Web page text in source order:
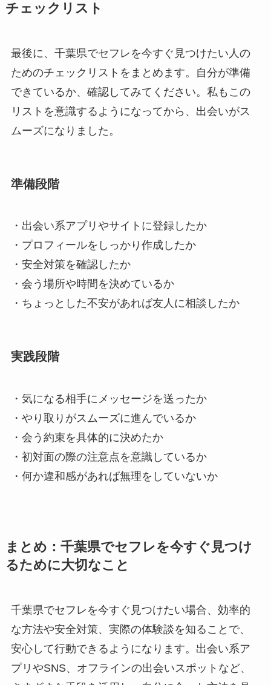
チェックリスト
最後に、千葉県でセフレを今すぐ見つけたい人の
ためのチェックリストをまとめます。自分が準備
できているか、確認してみてください。私もこの
リストを意識するようになってから、出会いがス
ムーズになりました。
準備段階
・出会い系アプリやサイトに登録したか
・プロフィールをしっかり作成したか
・安全対策を確認したか
・会う場所や時間を決めているか
・ちょっとした不安があれば友人に相談したか
実践段階
・気になる相手にメッセージを送ったか
・やり取りがスムーズに進んでいるか
・会う約束を具体的に決めたか
・初対面の際の注意点を意識しているか
・何か違和感があれば無理をしていないか
まとめ：千葉県でセフレを今すぐ見つけ
るために大切なこと
千葉県でセフレを今すぐ見つけたい場合、効率的
な方法や安全対策、実際の体験談を知ることで、
安心して行動できるようになります。出会い系ア
プリやSNS、オフラインの出会いスポットなど、